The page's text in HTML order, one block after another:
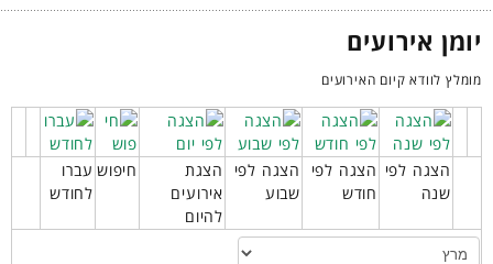
יומן אירועים
מומלץ לוודא קיום האירועים
הצגה לפי
שנה
הצגה לפי
חודש
הצגה לפי
שבוע
הצגת
אירועים
להיום
חיפוש עברו
לחודש